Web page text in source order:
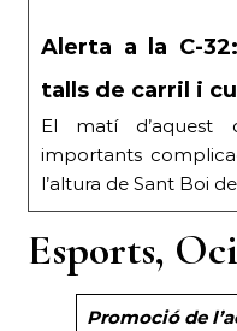
Alerta a la C-
talls de carril i
El matí d’aquest
importants
l’altura de Sant Boi
Esports,
Promoció de